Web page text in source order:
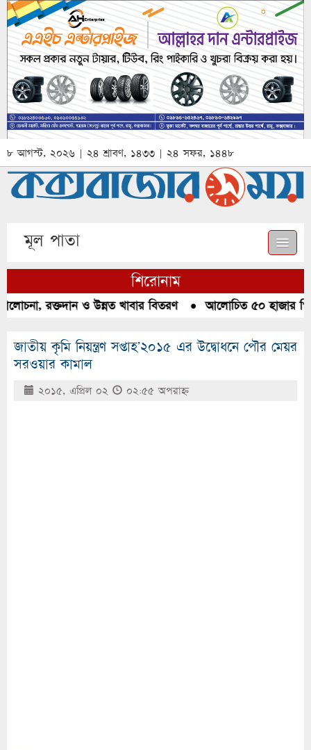
৮ আগস্ট, ২০২৬ | ২৪ শ্রাবণ, ১৪৩৩ | ২৪ সফর, ১৪৪৮
মূল পাতা
শিরোনাম
রক্তদান ও উন্নত খাবার বিতরণ● আলোচিত ৫০ হাজার
জাতীয় কৃমি নিয়ন্ত্রণ সপ্তাহ’২০১৫ এর উদ্বোধনে পৌর মেয়র
সরওয়ার কামাল
২০১৫, এপ্রিল ০২ ০২:৫৫ অপরাহ্ণ